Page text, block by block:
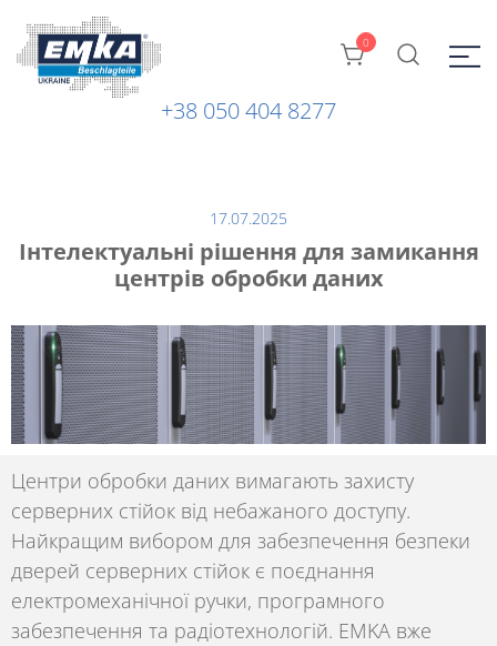
ЕМКА УКРАЇНА
Промислова фурнітура: замки, петлі та ін. від ТМ "EMKA
0
+38 050 404 8277
17.07.2025
Інтелектуальні рішення для замикання
центрів обробки даних
Центри обробки даних вимагають захисту
серверних стійок від небажаного доступу.
Найкращим вибором для забезпечення безпеки
дверей серверних стійок є поєднання
електромеханічної ручки, програмного
забезпечення та радіотехнологій. EMKA вже